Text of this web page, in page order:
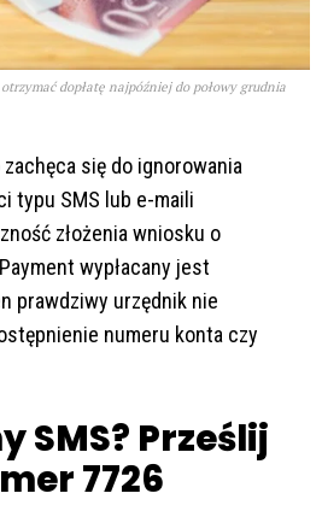
dopłatę najpóźniej do połowy grudnia
się do ignorowania
typu SMS lub e-maili
złożenia wniosku o
wypłacany jest
prawdziwy urzędnik nie
numeru konta czy
SMS? Prześlij
7726